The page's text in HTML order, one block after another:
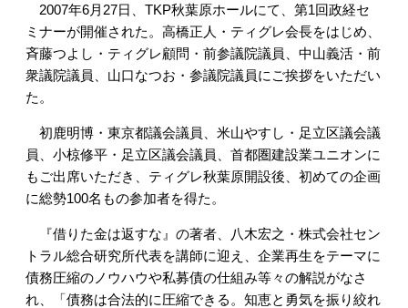
2007年6月27日、TKP秋葉原ホールにて、第1回政経セ
ミナーが開催された。高橋正人・ティグレ会長をはじめ、
斉藤つよし・ティグレ顧問・前参議院議員、中山義活・前
衆議院議員、山口なつお・参議院議員にご挨拶をいただい
た。
初鹿明博・東京都議会議員、米山やすし・足立区議会議
員、小椋修平・足立区議会議員、首都圏建設業ユニオンに
もご出席いただき、ティグレ秋葉原開設後、初めての企画
に総勢100名もの参加者を得た。
『借りた金は返すな』の著者、八木宏之・株式会社セン
トラル総合研究所代表を講師に迎え、企業再生をテーマに
債務圧縮のノウハウや私募債の仕組み等々の解説がなさ
れ、「債務は合法的に圧縮できる。知恵と勇気を振り絞れ